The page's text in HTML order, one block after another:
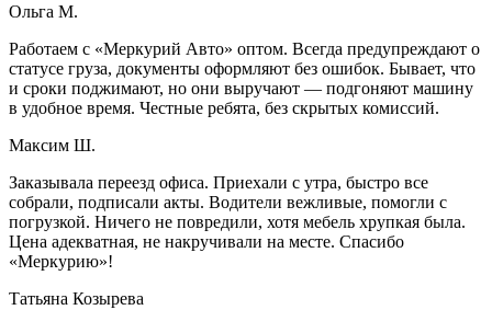
Ольга М.
Работаем с «Меркурий Авто» оптом. Всегда предупреждают о
статусе груза, документы оформляют без ошибок. Бывает, что
и сроки поджимают, но они выручают — подгоняют машину
в удобное время. Честные ребята, без скрытых комиссий.
Максим Ш.
Заказывала переезд офиса. Приехали с утра, быстро все
собрали, подписали акты. Водители вежливые, помогли с
погрузкой. Ничего не повредили, хотя мебель хрупкая была.
Цена адекватная, не накручивали на месте. Спасибо
«Меркурию»!
Татьяна Козырева